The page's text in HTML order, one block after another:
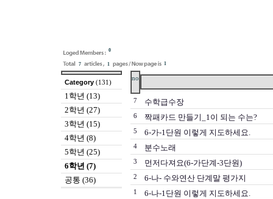
0
7 1 1
Category (131)
1학년 (13)
2학년 (27)
3학년 (15)
4학년 (8)
5학년 (25)
6학년 (7)
공통 (36)
no
7 수학급수장
6 짝패카드 만들기_1이 되는 수는?
5 6-가-1단원 이렇게 지도하세요.
4 분수노래
3 먼저다져요(6-가단계-3단원)
2 6-나- 수와연산 단계말 평가지
1 6-나-1단원 이렇게 지도하세요.